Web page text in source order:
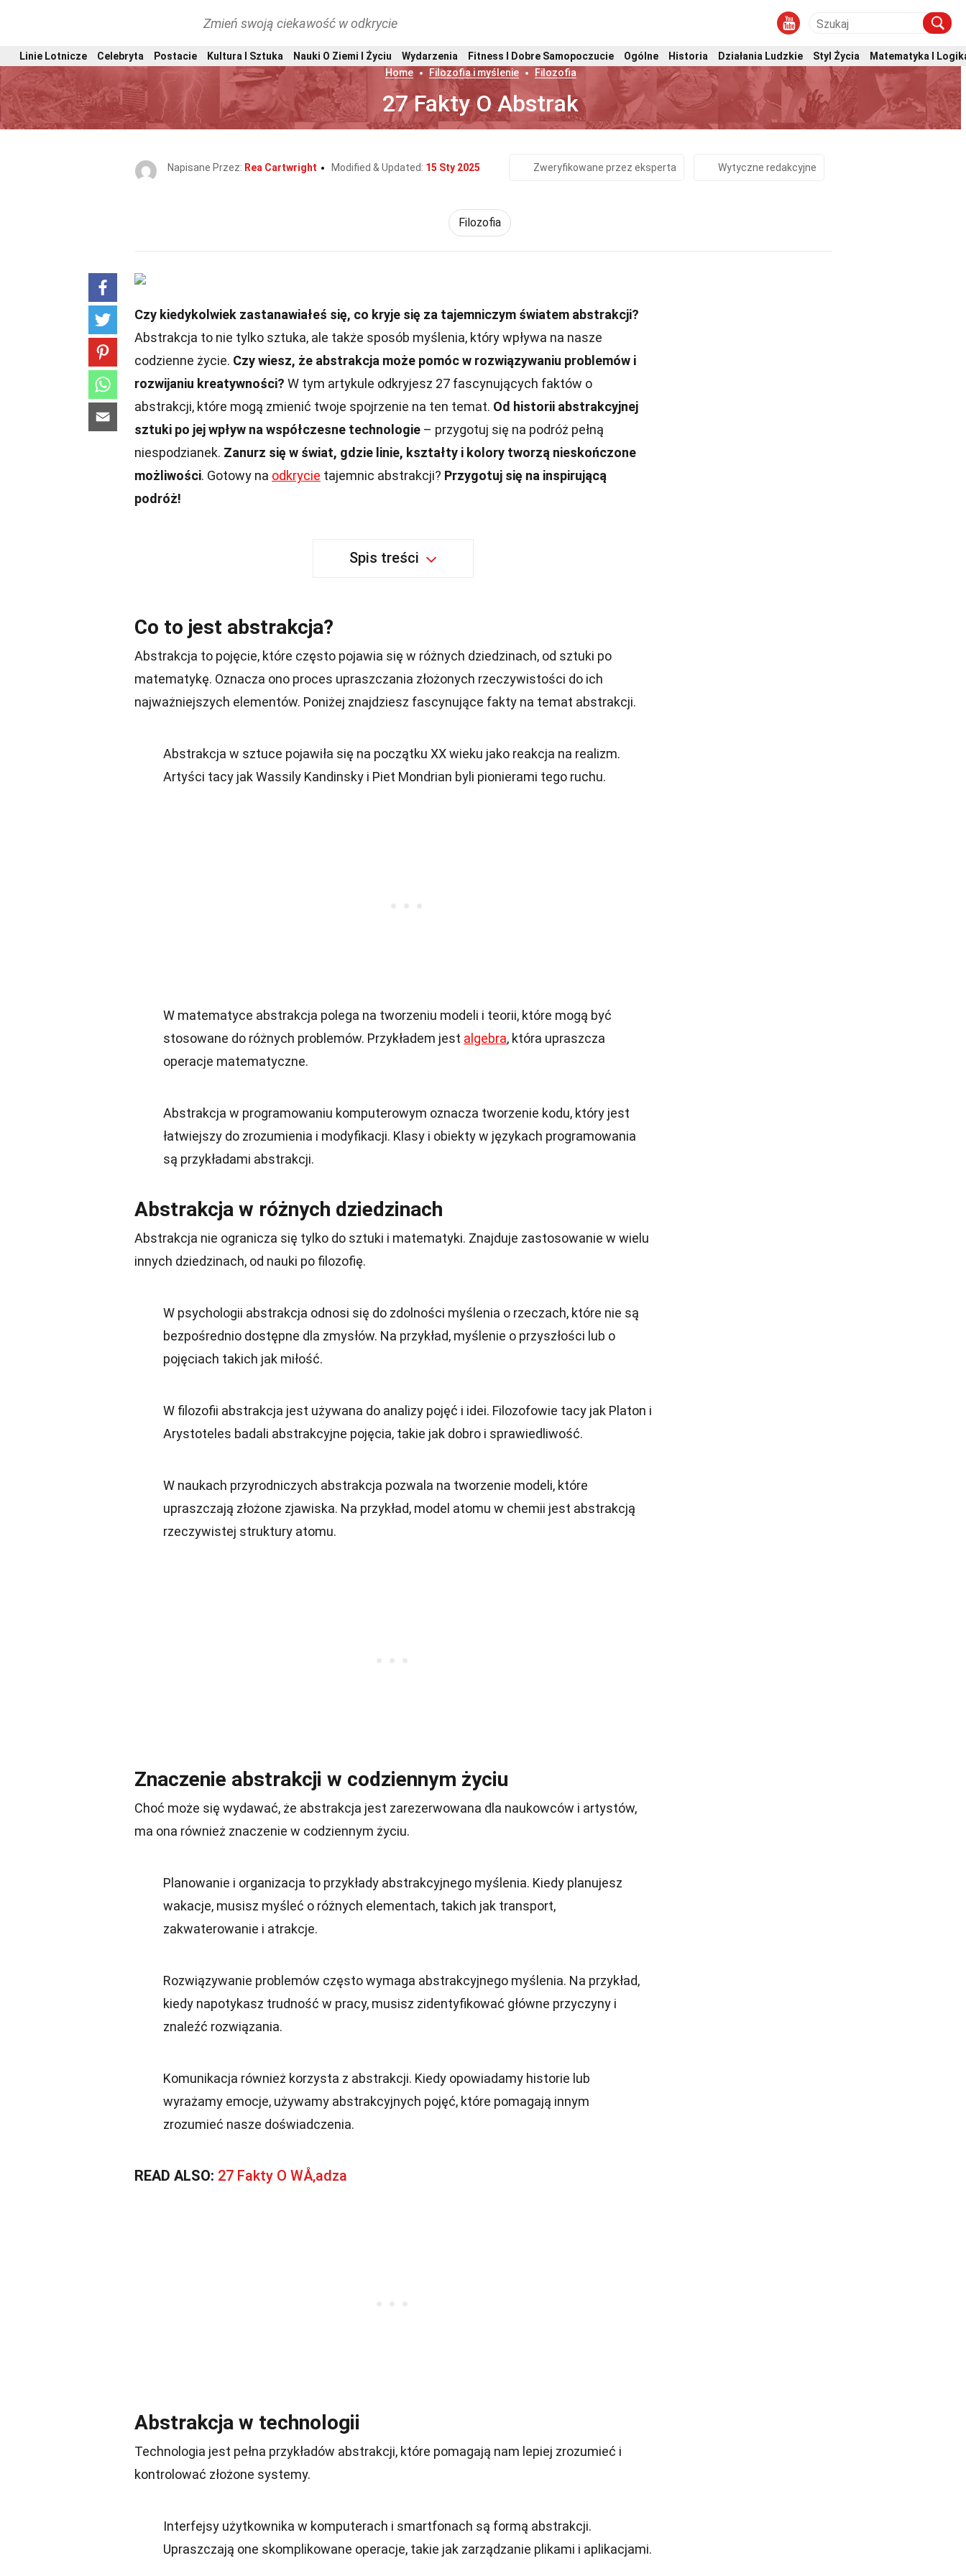
Zmień swoją ciekawość w odkrycie
Linie Lotnicze Celebryta Postacie Kultura I Sztuka Nauki O Ziemi I Życiu Wydarzenia Fitness I Dobre Samopoczucie Ogólne Historia Działania Ludzkie Styl Życia
Matematyka I
Home
Filozofia i myślenie Filozofia
27 Fakty O Abstrak
Napisane Przez: Rea Cartwright Modified & Updated: 15 Sty 2025 Zweryfikowane przez eksperta Wytyczne redakcyjne
Filozofia
Czy kiedykolwiek zastanawiałeś się, co kryje się za tajemniczym światem abstrakcji?
Abstrakcja to nie tylko sztuka, ale także sposób myślenia, który wpływa na nasze
codzienne życie. Czy wiesz, że abstrakcja może pomóc w rozwiązywaniu problemów i
rozwijaniu kreatywności? W tym artykule odkryjesz 27 fascynujących faktów o
abstrakcji, które mogą zmienić twoje spojrzenie na ten temat. Od historii abstrakcyjnej
sztuki po jej wpływ na współczesne technologie – przygotuj się na podróż pełną
niespodzianek. Zanurz się w świat, gdzie linie, kształty i kolory tworzą nieskończone
możliwości. Gotowy na odkrycie tajemnic abstrakcji? Przygotuj się na inspirującą
podróż!
Spis treści
Co to jest abstrakcja?
Abstrakcja to pojęcie, które często pojawia się w różnych dziedzinach, od sztuki po
matematykę. Oznacza ono proces upraszczania złożonych rzeczywistości do ich
najważniejszych elementów. Poniżej znajdziesz fascynujące fakty na temat abstrakcji.
Abstrakcja w sztuce pojawiła się na początku XX wieku jako reakcja na realizm.
Artyści tacy jak Wassily Kandinsky i Piet Mondrian byli pionierami tego ruchu.
W matematyce abstrakcja polega na tworzeniu modeli i teorii, które mogą być
stosowane do różnych problemów. Przykładem jest algebra, która upraszcza
operacje matematyczne.
Abstrakcja w programowaniu komputerowym oznacza tworzenie kodu, który jest
łatwiejszy do zrozumienia i modyfikacji. Klasy i obiekty w językach programowania
są przykładami abstrakcji.
Abstrakcja w różnych dziedzinach
Abstrakcja nie ogranicza się tylko do sztuki i matematyki. Znajduje zastosowanie w wielu
innych dziedzinach, od nauki po filozofię.
W psychologii abstrakcja odnosi się do zdolności myślenia o rzeczach, które nie są
bezpośrednio dostępne dla zmysłów. Na przykład, myślenie o przyszłości lub o
pojęciach takich jak miłość.
W filozofii abstrakcja jest używana do analizy pojęć i idei. Filozofowie tacy jak Platon i
Arystoteles badali abstrakcyjne pojęcia, takie jak dobro i sprawiedliwość.
W naukach przyrodniczych abstrakcja pozwala na tworzenie modeli, które
upraszczają złożone zjawiska. Na przykład, model atomu w chemii jest abstrakcją
rzeczywistej struktury atomu.
Znaczenie abstrakcji w codziennym życiu
Choć może się wydawać, że abstrakcja jest zarezerwowana dla naukowców i artystów,
ma ona również znaczenie w codziennym życiu.
Planowanie i organizacja to przykłady abstrakcyjnego myślenia. Kiedy planujesz
wakacje, musisz myśleć o różnych elementach, takich jak transport,
zakwaterowanie i atrakcje.
Rozwiązywanie problemów często wymaga abstrakcyjnego myślenia. Na przykład,
kiedy napotykasz trudność w pracy, musisz zidentyfikować główne przyczyny i
znaleźć rozwiązania.
Komunikacja również korzysta z abstrakcji. Kiedy opowiadamy historie lub
wyrażamy emocje, używamy abstrakcyjnych pojęć, które pomagają innym
zrozumieć nasze doświadczenia.
READ ALSO: 27 Fakty O WÅ‚adza
Abstrakcja w technologii
Technologia jest pełna przykładów abstrakcji, które pomagają nam lepiej zrozumieć i
kontrolować złożone systemy.
Interfejsy użytkownika w komputerach i smartfonach są formą abstrakcji.
Upraszczają one skomplikowane operacje, takie jak zarządzanie plikami i aplikacjami.